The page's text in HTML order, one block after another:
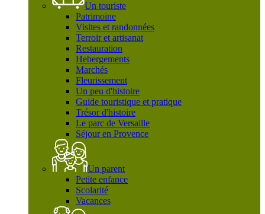
Un touriste
Patrimoine
Visites et randonnées
Terroir et artisanat
Restauration
Hebergements
Marchés
Fleurissement
Un peu d'histoire
Guide touristique et pratique
Trésor d'histoire
Le parc de Versaille
Séjour en Provence
Un parent
Petite enfance
Scolarité
Vacances